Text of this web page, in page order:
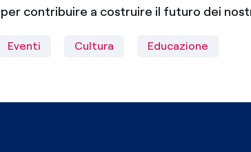
per contribuire a costruire il futuro dei
Eventi Cultura Educazione